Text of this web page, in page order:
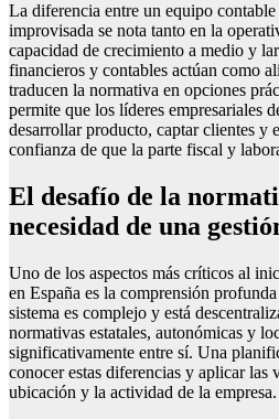
La diferencia entre un equipo
improvisada se nota tanto en la
capacidad de crecimiento a medio y
financieros y contables actúan como
traducen la normativa en opciones
permite que los líderes empresariales
desarrollar producto, captar clientes y
confianza de que la parte fiscal y
El desafío de la
necesidad de una
Uno de los aspectos más críticos al
en España es la comprensión
sistema es complejo y está
normativas estatales, autonómicas y
significativamente entre sí. Una
conocer estas diferencias y aplicar las
ubicación y la actividad de la empresa.